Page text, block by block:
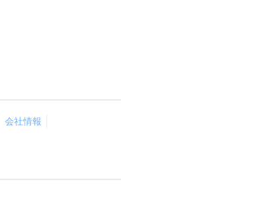
会社情報